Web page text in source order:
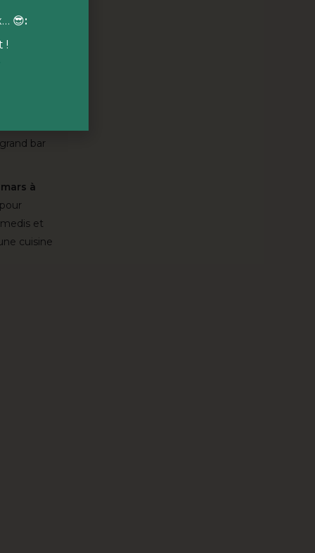
des 10
hivernale,
bar
à
et
cuisine
😎:
!